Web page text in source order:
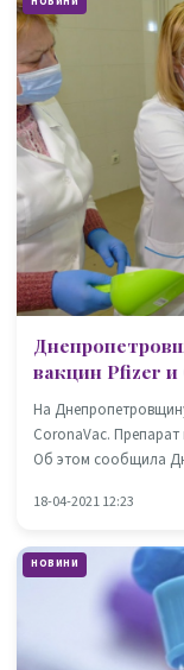
вакцин Pfizer и
На
CoronaVac.
Об этом сообщила
18-04-2021 12:23
НОВИНИ